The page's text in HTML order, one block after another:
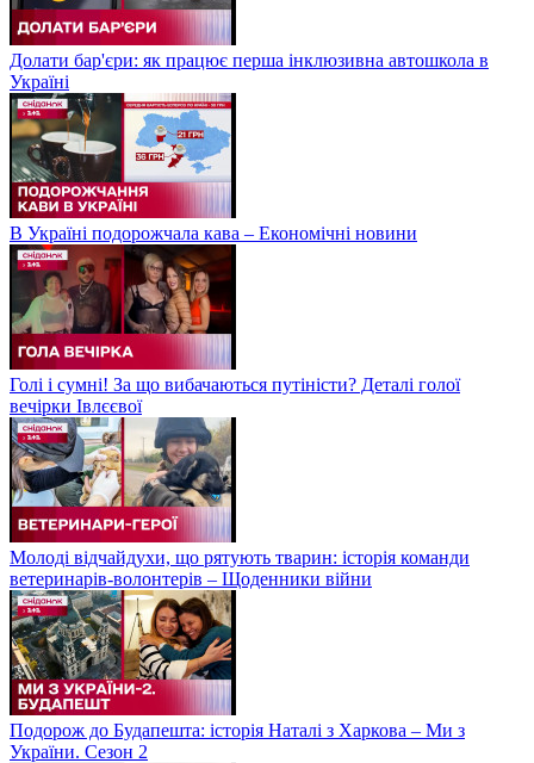
Долати бар'єри: як працює перша інклюзивна автошкола в
Україні
В Україні подорожчала кава – Економічні новини
Голі і сумні! За що вибачаються путіністи? Деталі голої
вечірки Івлєєвої
Молоді відчайдухи, що рятують тварин: історія команди
ветеринарів-волонтерів – Щоденники війни
Подорож до Будапешта: історія Наталі з Харкова – Ми з
України. Сезон 2